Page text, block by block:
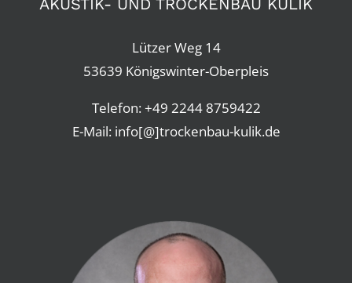
Lützer Weg 14
53639 Königswinter-Oberpleis
Telefon:+49 2244 8759422
E-Mail: info[@]trockenbau-kulik.de